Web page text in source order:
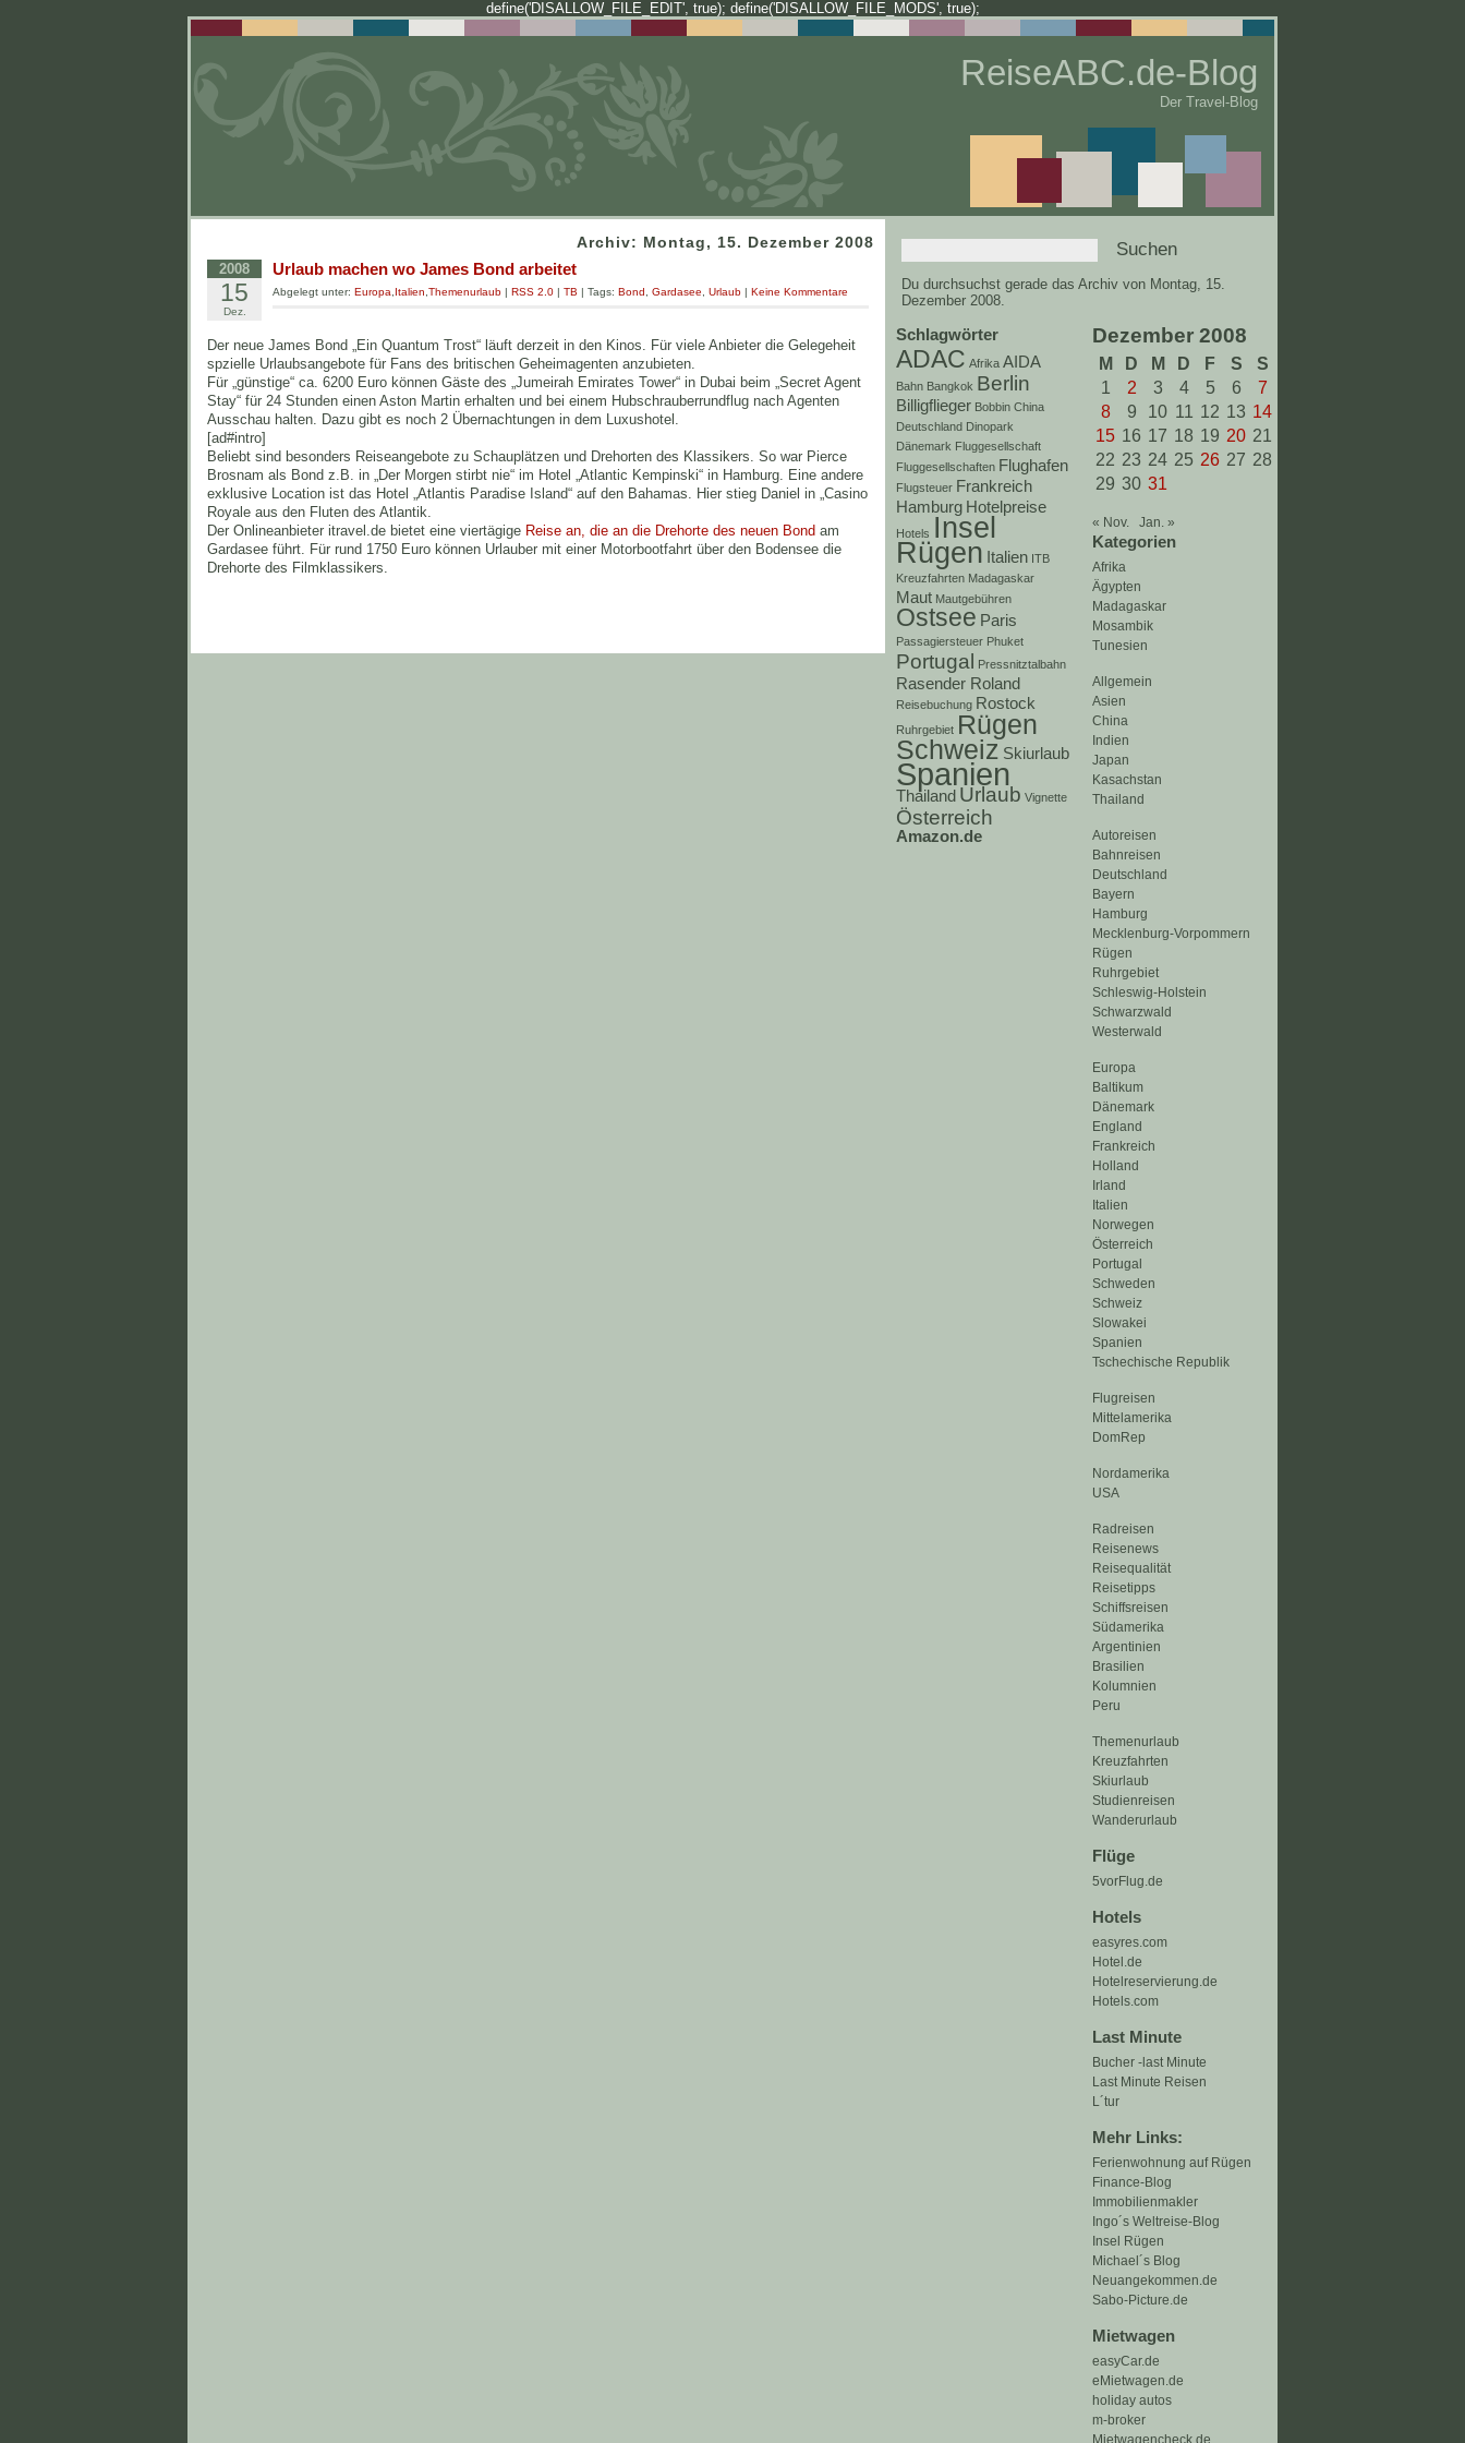
define('DISALLOW_FILE_EDIT', true); define('DISALLOW_FILE_MODS', true);
ReiseABC.de-Blog
Der Travel-Blog
Du durchsuchst gerade das Archiv von Montag, 15.
Dezember 2008.
Dezember 2008
M D M D F S
S
1
2 3 4 5 6
7
8
9 10 11 12 13 14
15 16 17 18 19 20 21
22 23 24 25 26 27 28
29 30 31
« Nov. Jan. »
Kategorien
Afrika
Ägypten
Madagaskar
Mosambik
Tunesien
Allgemein
Asien
China
Indien
Japan
Kasachstan
Thailand
Autoreisen
Bahnreisen
Deutschland
Bayern
Hamburg
Mecklenburg-Vorpommern
Rügen
Ruhrgebiet
Schleswig-Holstein
Schwarzwald
Westerwald
Europa
Baltikum
Dänemark
England
Frankreich
Holland
Irland
Italien
Norwegen
Österreich
Portugal
Schweden
Schweiz
Slowakei
Spanien
Tschechische Republik
Flugreisen
Mittelamerika
DomRep
Nordamerika
USA
Radreisen
Reisenews
Reisequalität
Reisetipps
Schiffsreisen
Südamerika
Argentinien
Brasilien
Kolumnien
Peru
Themenurlaub
Kreuzfahrten
Skiurlaub
Studienreisen
Wanderurlaub
Flüge
5vorFlug.de
Hotels
easyres.com
Hotel.de
Hotelreservierung.de
Hotels.com
Last Minute
Bucher -last Minute
Last Minute Reisen
L´tur
Mehr Links:
Ferienwohnung auf Rügen
Finance-Blog
Immobilienmakler
Ingo´s Weltreise-Blog
Insel Rügen
Michael´s Blog
Neuangekommen.de
Sabo-Picture.de
Mietwagen
easyCar.de
eMietwagen.de
holiday autos
m-broker
Mietwagencheck.de
Schlagwörter
ADAC Afrika AIDA
Bahn Bangkok Berlin
Billigflieger Bobbin China
Deutschland Dinopark
Dänemark Fluggesellschaft
Fluggesellschaften Flughafen
Flugsteuer Frankreich
Hamburg Hotelpreise
Hotels Insel
Rügen Italien ITB
Kreuzfahrten Madagaskar
Maut Mautgebühren
Ostsee Paris
Passagiersteuer Phuket
Portugal Pressnitztalbahn
Rasender Roland
Reisebuchung Rostock
Ruhrgebiet Rügen
Schweiz Skiurlaub
Spanien
Thailand Urlaub Vignette
Österreich
Amazon.de
Archiv: Montag, 15. Dezember 2008
2008
15
Dez.
Urlaub machen wo James Bond arbeitet
Abgelegt unter: Europa Italien Themenurlaub | RSS 2.0 | TB | Tags: Bond Gardasee Urlaub | Keine Kommentare
Der neue James Bond „Ein Quantum Trost“ läuft derzeit in den Kinos. Für viele Anbieter die Gelegeheit
spzielle Urlaubsangebote für Fans des britischen Geheimagenten anzubieten.
Für „günstige“ ca. 6200 Euro können Gäste des „Jumeirah Emirates Tower“ in Dubai beim „Secret Agent
Stay“ für 24 Stunden einen Aston Martin erhalten und bei einem Hubschrauberrundflug nach Agenten
Ausschau halten. Dazu gibt es noch 2 Übernachtungen in dem Luxushotel.
[ad#intro]
Beliebt sind besonders Reiseangebote zu Schauplätzen und Drehorten des Klassikers. So war Pierce
Brosnam als Bond z.B. in „Der Morgen stirbt nie“ im Hotel „Atlantic Kempinski“ in Hamburg. Eine andere
exklusive Location ist das Hotel „Atlantis Paradise Island“ auf den Bahamas. Hier stieg Daniel in „Casino
Royale aus den Fluten des Atlantik.
Der Onlineanbieter itravel.de bietet eine viertägige Reise an, die an die Drehorte des neuen Bond am
Gardasee führt. Für rund 1750 Euro können Urlauber mit einer Motorbootfahrt über den Bodensee die
Drehorte des Filmklassikers.